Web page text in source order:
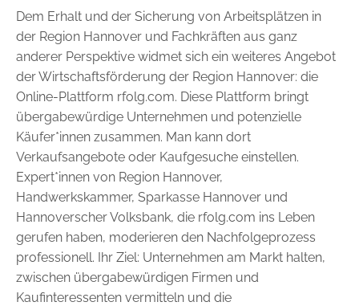
Dem Erhalt und der Sicherung von Arbeitsplätzen in
der Region ­Hannover und Fachkräften aus ganz
anderer Perspektive widmet sich ein weiteres Angebot
der Wirtschaftsförderung der Region Hannover: die
Online-Plattform rfolg.com. Diese Plattform bringt
übergabe­würdige Unternehmen und potenzielle
Käufer*innen zusammen. Man kann dort
Verkaufsangebote oder Kaufgesuche einstellen.
Expert*innen von Region Hannover,
Handwerkskammer, Spar­kasse Hannover und
Hannoverscher Volksbank, die rfolg.com ins Leben
gerufen ­haben, ­moderieren den Nachfolgeprozess
professionell. Ihr Ziel: Unternehmen am Markt halten,
zwischen übergabewürdigen Firmen und
Kaufinteressenten vermitteln und die